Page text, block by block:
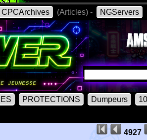
CPCArchives (Articles) - NGServers
PROTECTIONS Dumpeurs
4927